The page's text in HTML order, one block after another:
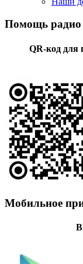
Помощь радио
QR-код для
Мобильное